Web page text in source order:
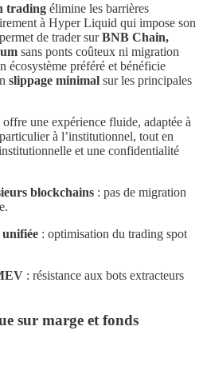
trading élimine les barrières
à Hyper Liquid qui impose son
de trader surBNB Chain,
sans ponts coûteux ni migration
écosystème préféré et bénéficie
slippage minimal sur les principales
une expérience fluide, adaptée à
à l’institutionnel, tout en
et une confidentialité
blockchains : pas de migration
: optimisation du trading spot
: résistance aux bots extracteurs
sur marge et fonds